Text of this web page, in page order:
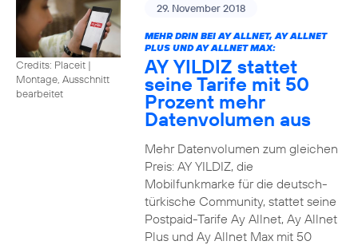
Credits: Placeit |
Montage, Ausschnitt
bearbeitet
29. November 2018
MEHR DRIN BEI AY ALLNET, AY ALLNET
PLUS UND AY ALLNET MAX:
AY YILDIZ stattet
seine Tarife mit 50
Prozent mehr
Datenvolumen aus
Mehr Datenvolumen zum gleichen
Preis: AY YILDIZ, die
Mobilfunkmarke für die deutsch-
türkische Community, stattet seine
Postpaid-Tarife Ay Allnet, Ay Allnet
Plus und Ay Allnet Max mit 50